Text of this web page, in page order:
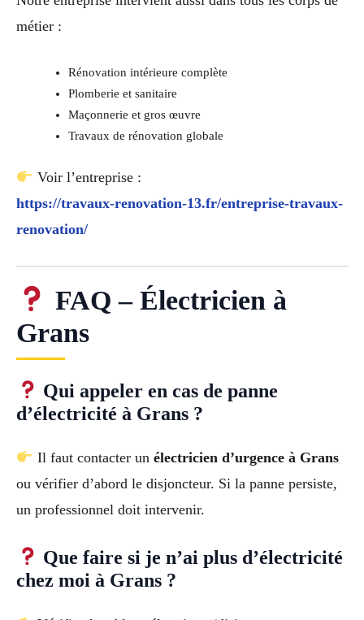
métier :
Rénovation intérieure complète
Plomberie et sanitaire
Maçonnerie et gros œuvre
Travaux de rénovation globale
Voir l’entreprise :
https://travaux-renovation-13.fr/entreprise-travaux-
renovation/
FAQ – Électricien à
Grans
Qui appeler en cas de panne
d’électricité à Grans ?
Il faut contacter un électricien d’urgence à Grans
ou vérifier d’abord le disjoncteur. Si la panne persiste,
un professionnel doit intervenir.
Que faire si je n’ai plus d’électricité
chez moi à Grans ?